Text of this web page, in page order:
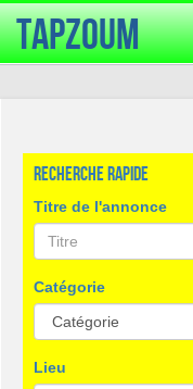
TapZoum
Recherche rapide
Titre de l'annonce
Catégorie
Lieu